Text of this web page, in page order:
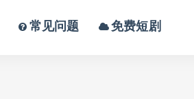
常见问题 免费短剧